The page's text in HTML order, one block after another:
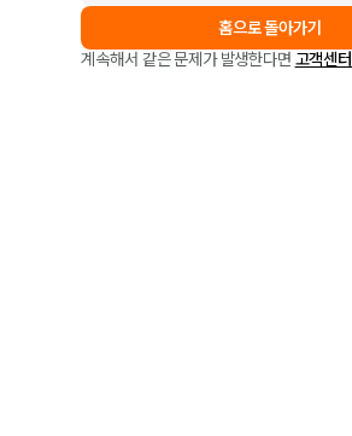
홈으로 돌아가기
계속해서 같은 문제가 발생한다면 고객센터